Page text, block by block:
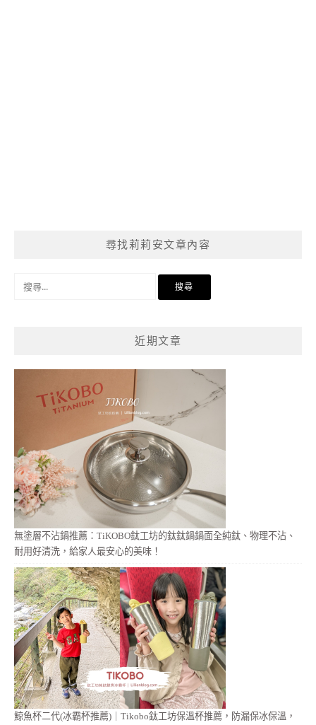
尋找莉莉安文章內容
近期文章
無塗層不沾鍋推薦：TiKOBO鈦工坊的鈦鈦鍋鍋面全純鈦、物理不沾、
耐用好清洗，給家人最安心的美味！
鯨魚杯二代(冰霸杯推薦)｜Tikobo鈦工坊保溫杯推薦，防漏保冰保溫，